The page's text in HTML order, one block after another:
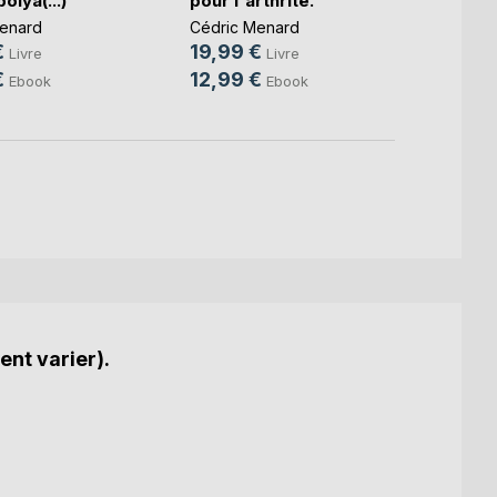
Livre
Ebook
Cédric Menard
19,99 € Livre
12,99 € Ebook
varier).